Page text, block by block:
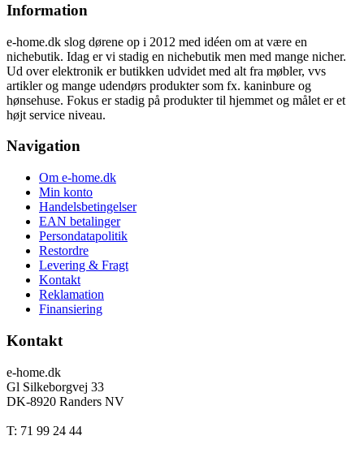
Information
e-home.dk slog dørene op i 2012 med idéen om at være en
nichebutik. Idag er vi stadig en nichebutik men med mange nicher.
Ud over elektronik er butikken udvidet med alt fra møbler, vvs
artikler og mange udendørs produkter som fx. kaninbure og
hønsehuse. Fokus er stadig på produkter til hjemmet og målet er et
højt service niveau.
Navigation
Om e-home.dk
Min konto
Handelsbetingelser
EAN betalinger
Persondatapolitik
Restordre
Levering & Fragt
Kontakt
Reklamation
Finansiering
Kontakt
e-home.dk
Gl Silkeborgvej 33
DK-8920 Randers NV
T: 71 99 24 44